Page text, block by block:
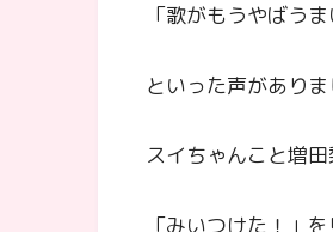
「歌がもうやばうま
といった声がありま
スイちゃんこと増
「みいつけた！」